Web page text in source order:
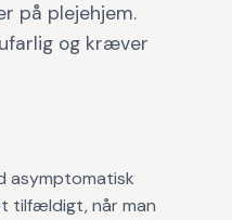
på plejehjem.
og kræver
asymptomatisk
tilfældigt, når man